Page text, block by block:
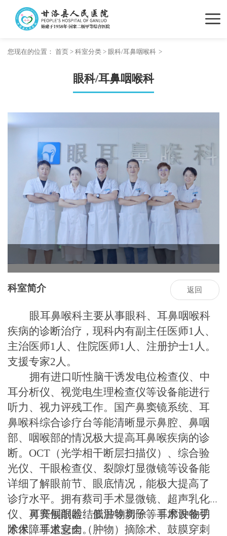
您现在的位置： 首页 > 科室分类 > 眼科/耳鼻咽喉科
眼科/耳鼻咽喉科
科室简介 返回
眼耳鼻喉科主要从事眼科、耳鼻咽喉科
疾病的诊断治疗，现科内有副主任医师1 人、
主治医师1 人 、 住院医师1 人、注册护士1 人 。
支援专家2 人。
拥有进口听性脑干诱发电位检查仪、中
耳分析仪、视觉电生理检查仪等设备能进行
听力、视力评残工作。
国产鼻窦镜系统、 耳
鼻喉科综合诊疗台等能清晰显示鼻腔、鼻咽
部、咽喉部的情况极大提高耳鼻喉疾病的诊
断。 OCT （光学相干断层扫描仪）、综合验
光仪、干眼检查仪、裂隙灯显微镜等设备能
详细了解眼前节、眼底情况 ，能极大提高了
诊疗水平。 拥有蔡司手术显微镜、超声乳化
仪、鼻窦刨削器、低温等离子等手术设备手
术保障手术安全。
可开展眼睑结膜肿物切除、耳廓肿物切
除术、耳道息肉（ 肿物） 摘除术、鼓膜穿刺